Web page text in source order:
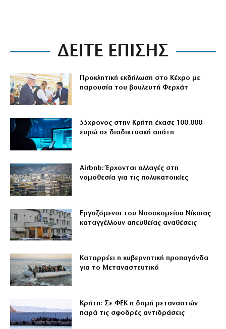
ΔΕΙΤΕ ΕΠΙΣΗΣ
Προκλητική εκδήλωση στο Κέχρο με
παρουσία του βουλευτή Φερχάτ
55χρονος στην Κρήτη έχασε 100.000
ευρώ σε διαδικτυακή απάτη
Airbnb: Έρχονται αλλαγές στη
νομοθεσία για τις πολυκατοικίες
Εργαζόμενοι του Νοσοκομείου Νίκαιας
καταγγέλλουν απευθείας αναθέσεις
Καταρρέει η κυβερνητική προπαγάνδα
για το Μεταναστευτικό
Κρήτη: Σε ΦΕΚ η δομή μεταναστών
παρά τις σφοδρές αντιδράσεις